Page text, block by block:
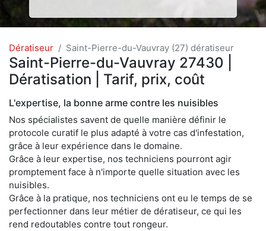
Dératiseur Saint-Pierre-du-Vauvray (27) dératiseur
Saint-Pierre-du-Vauvray 27430 |
Dératisation | Tarif, prix, coût
L'expertise, la bonne arme contre les nuisibles
Nos spécialistes savent de quelle manière définir le
protocole curatif le plus adapté à votre cas d'infestation,
grâce à leur expérience dans le domaine.
Grâce à leur expertise, nos techniciens pourront agir
promptement face à n'importe quelle situation avec les
nuisibles.
Grâce à la pratique, nos techniciens ont eu le temps de se
perfectionner dans leur métier de dératiseur, ce qui les
rend redoutables contre tout rongeur.